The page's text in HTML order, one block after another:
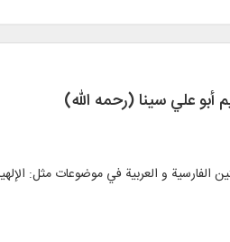
علي سينا (رحمه الله)
بالحكيم أبي علي سينا باللغتين الفارسية و العربية في